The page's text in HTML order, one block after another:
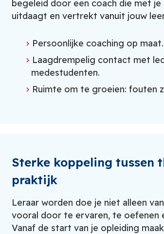
begeleid door een coach die met je
uitdaagt en vertrekt vanuit jouw
Persoonlijke coaching op maat.
Laagdrempelig contact met
medestudenten.
Ruimte om te groeien: fouten
Sterke koppeling tussen
praktijk
Leraar worden doe je niet alleen
vooral door te ervaren, te oefenen
Vanaf de start van je opleiding